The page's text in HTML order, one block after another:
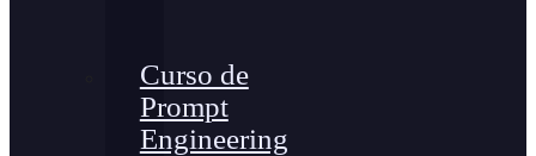
Curso de
Prompt
Engineering